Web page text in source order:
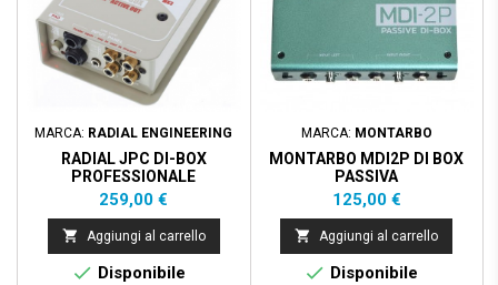
MARCA: RADIAL ENGINEERING
RADIAL JPC DI-BOX
PROFESSIONALE
ATTIVA/PASSIVA
Prezzo
259,00 €
 Aggiungi al carrello
 Disponibile
MARCA: MONTARBO
MONTARBO MDI2P DI BOX
PASSIVA
Prezzo
125,00 €
 Aggiungi al carrello
 Disponibile